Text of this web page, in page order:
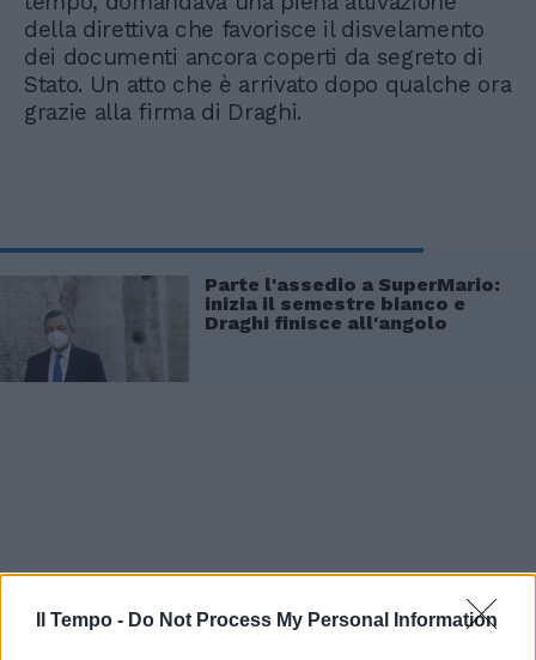
Il Tempo - Do Not Process My Personal Information
della direttiva che favorisce il disvelamento
dei documenti ancora coperti da segreto di
Stato. Un atto che è arrivato dopo qualche ora
grazie alla firma di Draghi.
Parte l'assedio a SuperMario:
inizia il semestre bianco e
Draghi finisce all'angolo